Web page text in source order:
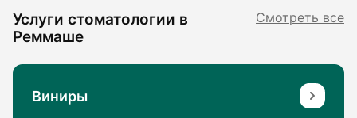
Услуги стоматологии в
Реммаше
Смотреть все
Виниры